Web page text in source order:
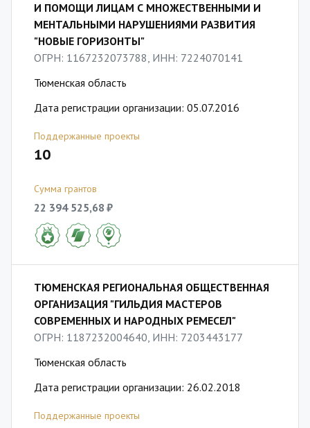
И ПОМОЩИ ЛИЦАМ С МНОЖЕСТВЕННЫМИ И
МЕНТАЛЬНЫМИ НАРУШЕНИЯМИ РАЗВИТИЯ
"НОВЫЕ ГОРИЗОНТЫ"
ОГРН: 1167232073788, ИНН: 7224070141
Тюменская область
Дата регистрации организации: 05.07.2016
Поддержанные проекты
10
Сумма грантов
22 394 525,68 ₽
ТЮМЕНСКАЯ РЕГИОНАЛЬНАЯ ОБЩЕСТВЕННАЯ
ОРГАНИЗАЦИЯ "ГИЛЬДИЯ МАСТЕРОВ
СОВРЕМЕННЫХ И НАРОДНЫХ РЕМЕСЕЛ"
ОГРН: 1187232004640, ИНН: 7203443177
Тюменская область
Дата регистрации организации: 26.02.2018
Поддержанные проекты